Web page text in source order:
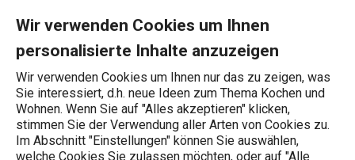
Wir verwenden Cookies um Ihnen
personalisierte Inhalte anzuzeigen
Wir verwenden Cookies um Ihnen nur das zu zeigen, was
Sie interessiert, d.h. neue Ideen zum Thema Kochen und
Wohnen. Wenn Sie auf "Alles akzeptieren" klicken,
stimmen Sie der Verwendung aller Arten von Cookies zu.
Im Abschnitt "Einstellungen" können Sie auswählen,
welche Cookies Sie zulassen möchten, oder auf "Alle
Wonach suchen Sie?
Drinks / Barkeeper / Wein
Flaschenausgießer und -